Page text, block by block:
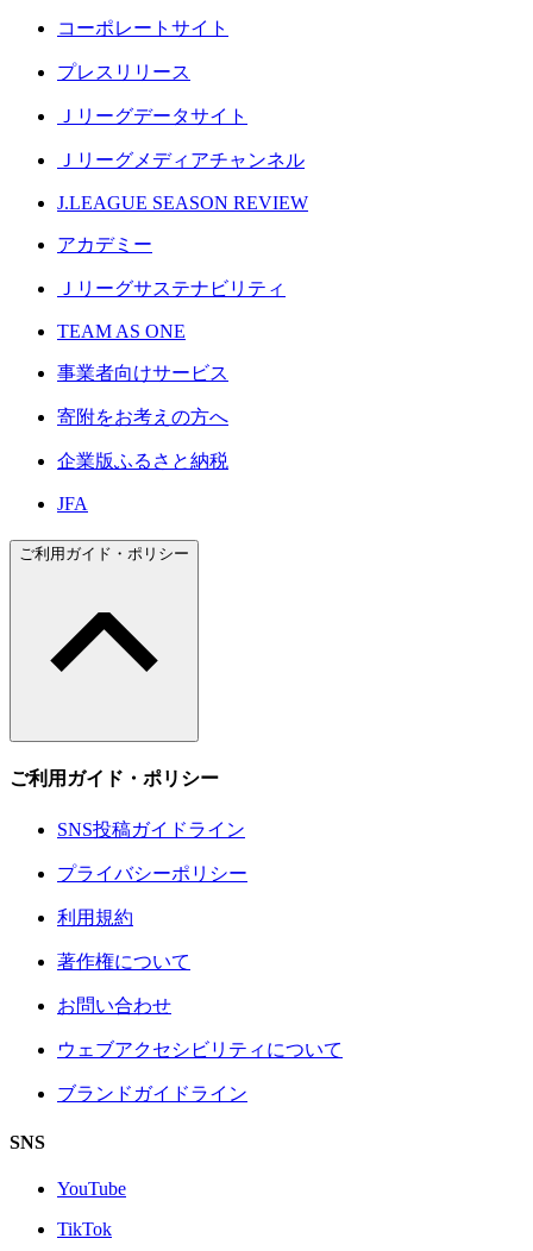
コーポレートサイト
プレスリリース
Ｊリーグデータサイト
Ｊリーグメディアチャンネル
J.LEAGUE SEASON REVIEW
アカデミー
Ｊリーグサステナビリティ
TEAM AS ONE
事業者向けサービス
寄附をお考えの方へ
企業版ふるさと納税
JFA
ご利用ガイド・ポリシー
ご利用ガイド・ポリシー
SNS投稿ガイドライン
プライバシーポリシー
利用規約
著作権について
お問い合わせ
ウェブアクセシビリティについて
ブランドガイドライン
SNS
YouTube
TikTok